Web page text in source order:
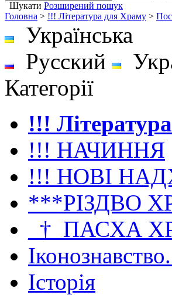
Шукати Розширений пошук
Головна > !!! Література для Храму >
Українська
Русский
Категорії
!!!
!!! НАЧИННЯ
!!! НОВІ
***РІЗДВО
_†_ПАСХА
Історія